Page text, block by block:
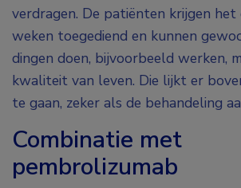
verdragen. De patiënten krijgen het
weken toegediend en kunnen
dingen doen, bijvoorbeeld werken,
kwaliteit van leven. Die lijkt er
te gaan, zeker als de behandeling
Combinatie met
pembrolizumab